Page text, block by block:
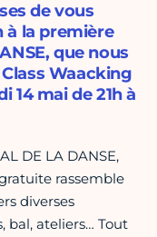
de vous
la première
que nous
Waacking
14 mai de 21h à
DE LA DANSE,
rassemble
diverses
bal, ateliers… Tout